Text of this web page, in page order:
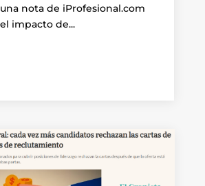
nota de iProfesional.com
impacto de...